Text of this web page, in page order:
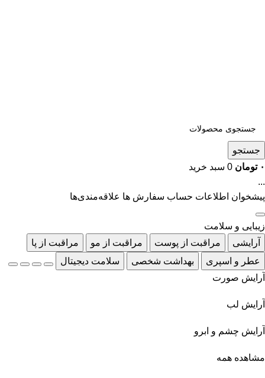
جستجو
۰ تومان 0 سبد خرید
...
پیشخوان اطلاعات حساب سفارش ها علاقه‌مندی‌ها
زیبایی و سلامت
آرایشی
مراقبت از پوست مراقبت از مو
مراقبت از پا
عطر و اسپری
بهداشت شخصی
سلامت دیجیتال
آرایش صورت
آرایش لب
آرایش چشم و ابرو
مشاهده همه